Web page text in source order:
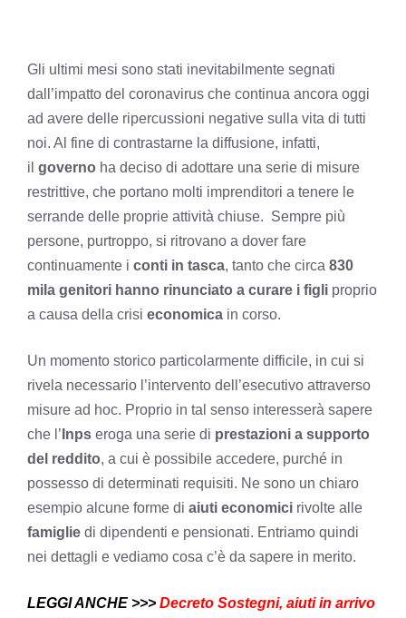
Gli ultimi mesi sono stati inevitabilmente segnati
dall’impatto del coronavirus che continua ancora oggi
ad avere delle ripercussioni negative sulla vita di tutti
noi. Al fine di contrastarne la diffusione, infatti,
il governo ha deciso di adottare una serie di misure
restrittive, che portano molti imprenditori a tenere le
serrande delle proprie attività chiuse. Sempre più
persone, purtroppo, si ritrovano a dover fare
continuamente i conti in tasca, tanto che circa 830
mila genitori hanno rinunciato a curare i figli proprio
a causa della crisi economica in corso.
Un momento storico particolarmente difficile, in cui si
rivela necessario l’intervento dell’esecutivo attraverso
misure ad hoc. Proprio in tal senso interesserà sapere
che l’ Inps eroga una serie di prestazioni a supporto
del reddito, a cui è possibile accedere, purché in
possesso di determinati requisiti. Ne sono un chiaro
esempio alcune forme di aiuti economici rivolte alle
famiglie di dipendenti e pensionati. Entriamo quindi
nei dettagli e vediamo cosa c’è da sapere in merito.
LEGGI ANCHE >>> Decreto Sostegni, aiuti in arrivo